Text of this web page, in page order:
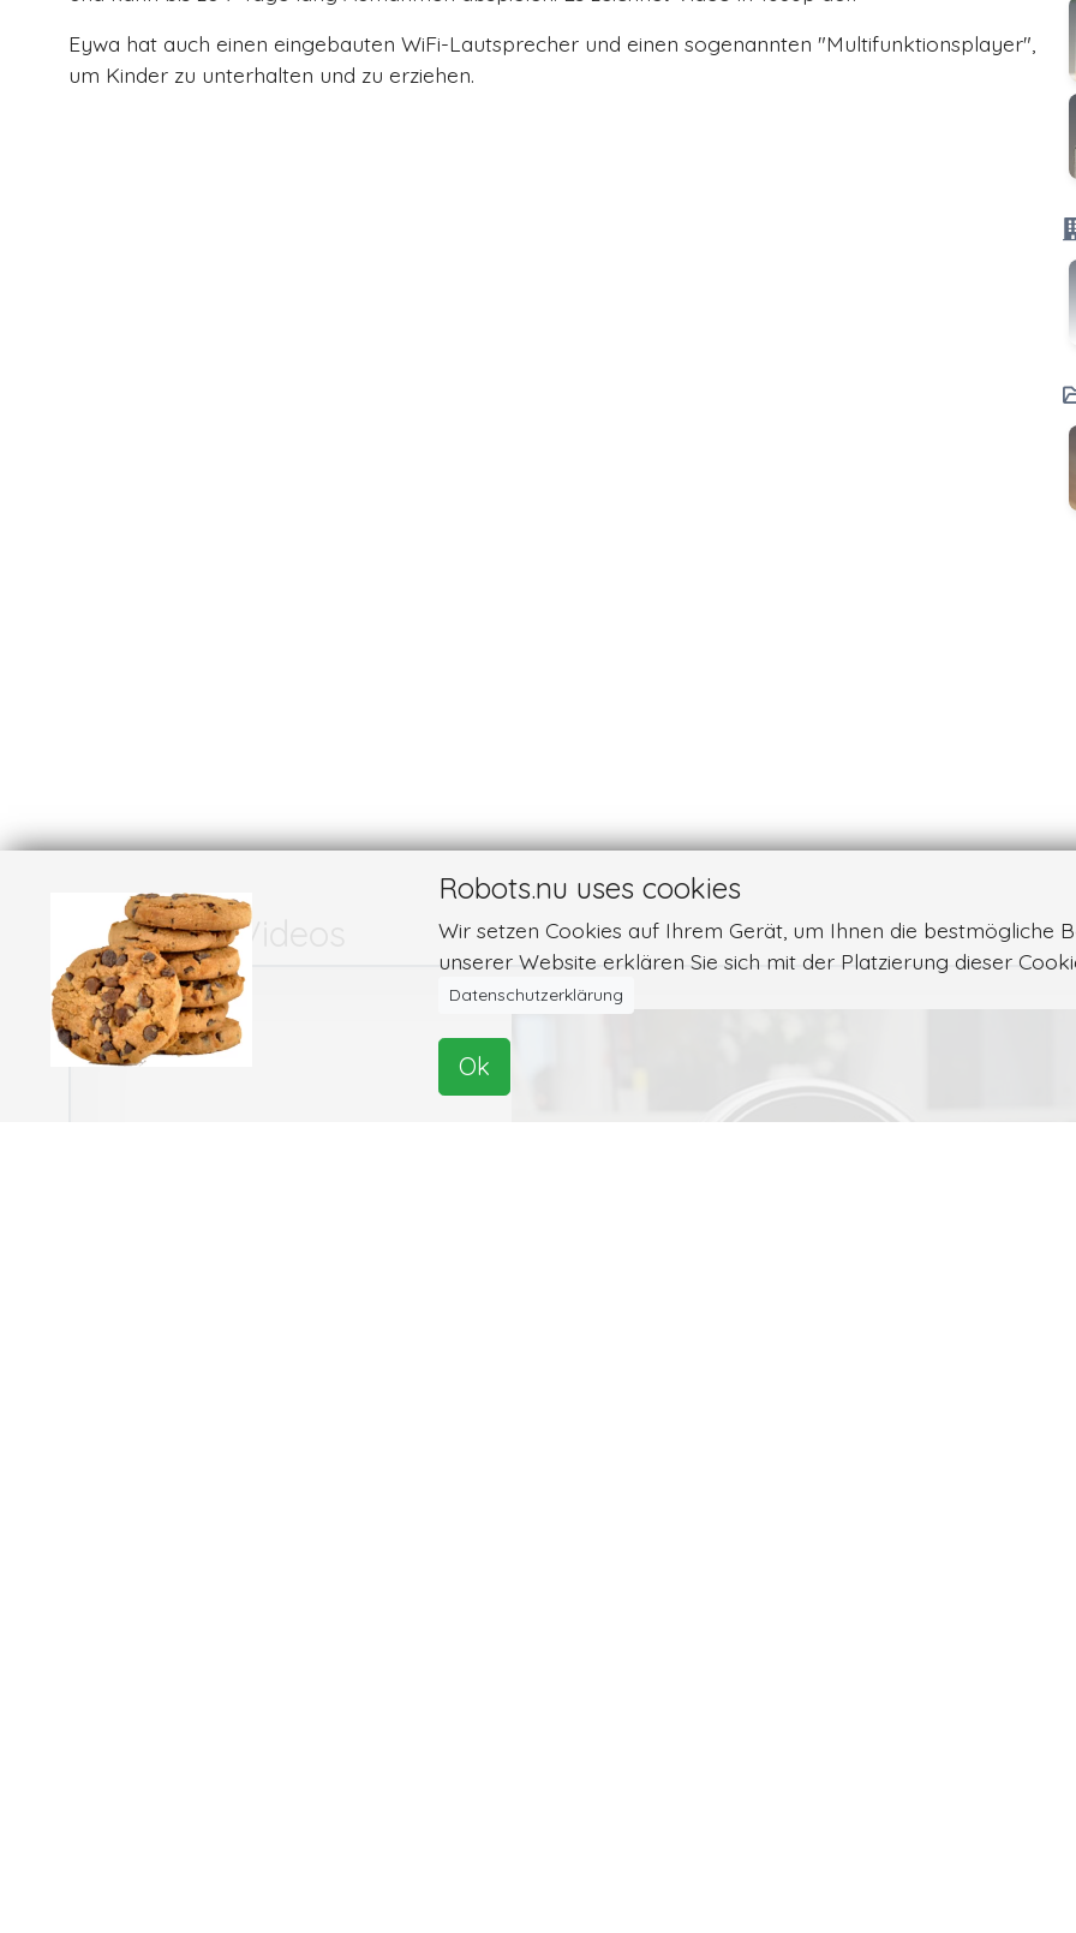
Eywa hat auch einen eingebauten WiFi-Lautsprecher und einen sogenannten "Multifunktionsplayer",
um Kinder zu unterhalten und zu erziehen.
Bilder und Videos
Robots.nu uses cookies
Wir setzen Cookies auf Ihrem Gerät, um Ihnen die bestmögliche
unserer Website erklären Sie sich mit der Platzierung dieser
Datenschutzerklärung
Ok